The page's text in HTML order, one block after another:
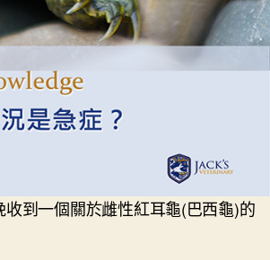
收到一個關於雌性紅耳龜(巴西龜)的